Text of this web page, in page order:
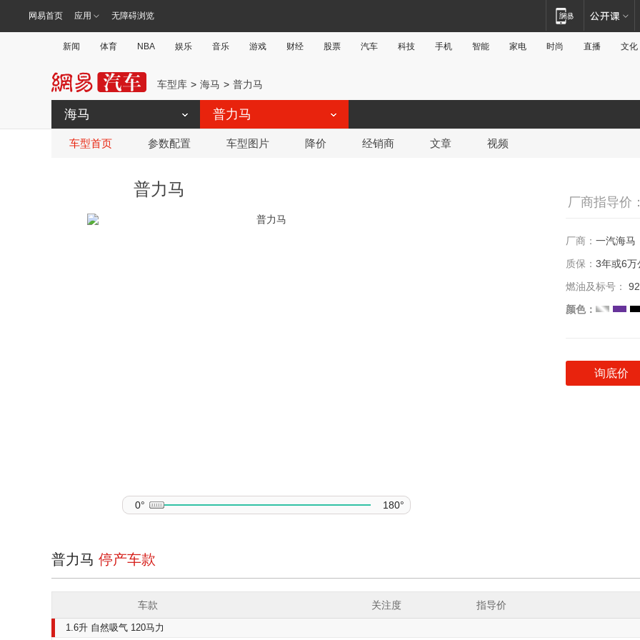
网易首页 应用 无障碍浏览
新闻 体育 NBA 娱乐 音乐 游戏 财经 股票 汽车 科技 手机 智能 家电 时尚 直播 文化
车型库 海马 普力马
海马 普力马
车型首页 参数配置 车型图片 降价 经销商 文章 视频
普力马
0° 180°
厂商指导价
厂商： 一汽海马
质保： 3年或6万
燃油及标号：
颜色：
询底价
普力马 停产车款
车款 关注度 指导价
1.6升 自然吸气 120马力